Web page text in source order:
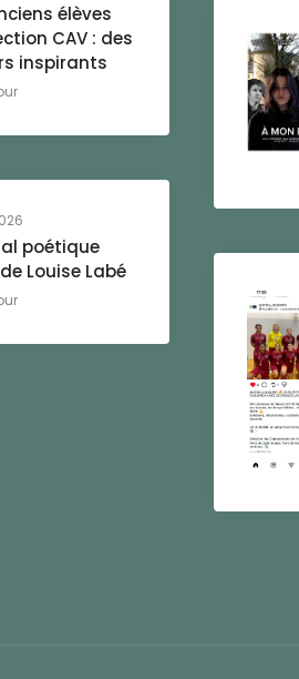
élèves
CAV : des
inspirants
poétique
Louise Labé